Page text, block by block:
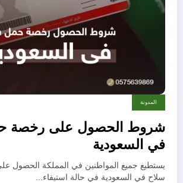
المدونة
شروط الحصول على رخصة
في السعودية
يستطيع جميع المواطنين في المملكة الحصول
سلاح في السعودية في حالة استيفاء…